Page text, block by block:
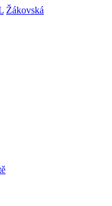
Žákovská